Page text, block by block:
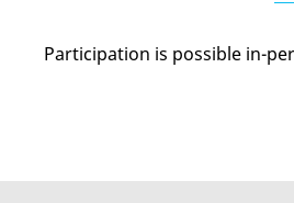
Participation is possible in-